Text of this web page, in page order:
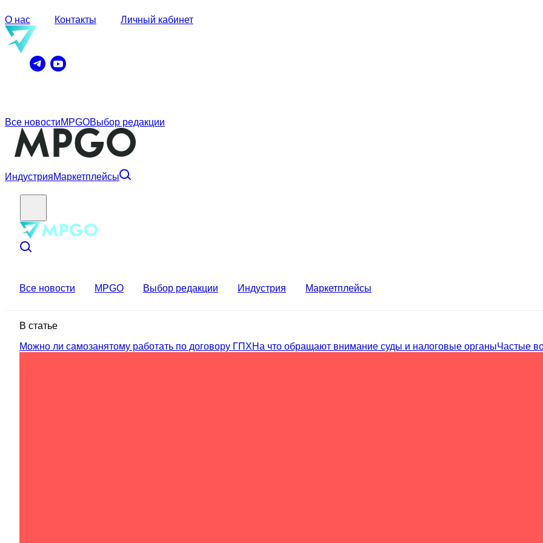
О нас Контакты Личный кабинет
Все новостиMPGOВыбор редакции
ИндустрияМаркетплейсы
Все новости MPGO Выбор редакции Индустрия Маркетплейсы
В статье
Можно ли самозанятому работать по договору ГПХНа что обращают внимание суды и налоговые органыЧастые